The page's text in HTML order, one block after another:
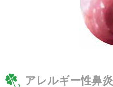
アレルギー性鼻炎